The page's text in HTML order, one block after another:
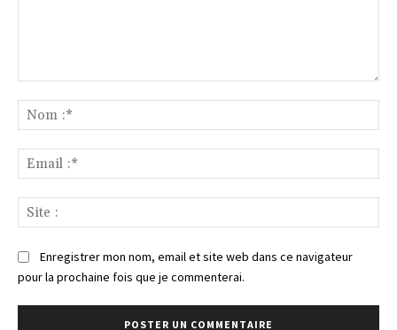
:*
:*
:
Enregistrer mon nom, email et site web dans ce navigateur
pour la prochaine fois que je commenterai.